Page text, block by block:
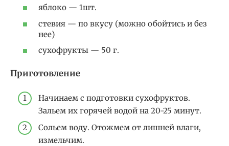
яблоко — 1шт.
стевия — по вкусу (можно обойтись и без
нее)
сухофрукты — 50 г.
Приготовление
Начинаем с подготовки сухофруктов.
Зальем их горячей водой на 20-25 минут.
Сольем воду. Отожмем от лишней влаги,
измельчим.